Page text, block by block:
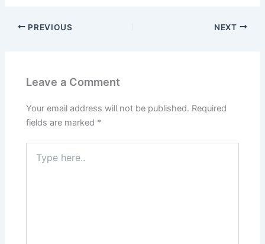
PREVIOUS NEXT
Leave a Comment
Your email address will not be published. Required
fields are marked *
here..